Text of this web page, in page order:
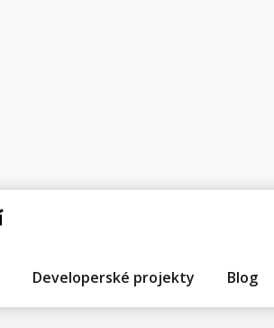
Developerské projekty Blog